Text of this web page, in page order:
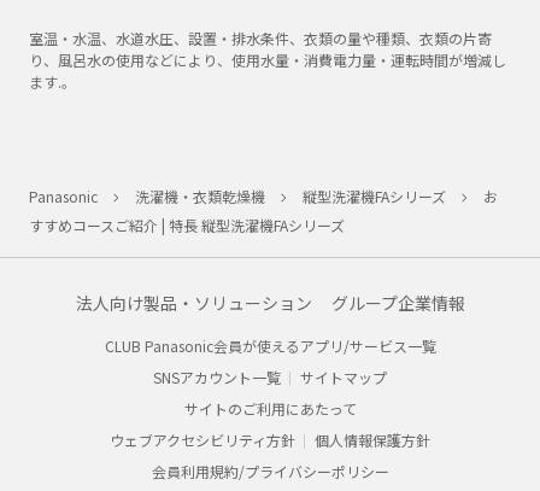
室温・水温、水道水圧、設置・排水条件、衣類の量や種類、衣類の片寄
り、風呂水の使用などにより、使用水量・消費電力量・運転時間が増減し
ます.。
Panasonic 洗濯機・衣類乾燥機 縦型洗濯機FAシリーズ
お
すすめコースご紹介 | 特長 縦型洗濯機FAシリーズ
法人向け製品・ソリューション グループ企業情報
CLUB Panasonic会員が使えるアプリ/サービス一覧
SNSアカウント一覧
サイトマップ
サイトのご利用にあたって
ウェブアクセシビリティ方針
個人情報保護方針
会員利用規約/プライバシーポリシー